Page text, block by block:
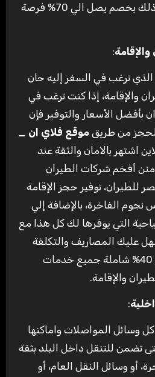
كوبون يمكنك شراء كل ذلك بخصم يصل الي 70% فرصة
:
الذي ترغب في السفر إليه حان
والإقامة، إذا كنت ترغب في
بأفضل الأسعار والتوفير فإن
الحجز من طريق موقع فلاي ان _
اشتهر بالامان والثقة عند
متن أفخم شركات الطيران
للطيران، توفير حجز الإقامة
الفاخرة، بالإضافة إلي
التي يوفرها لك كل هذا مع
عليك المصاريف والتكلفة
مع تخفيضات تصل إلي 40% شاملة جميع خدمات
والإقامة.
:
وسائل المواصلات واماكنها
تضمن للتنقل داخل البلد بثقة
أو وسائل النقل العام، أو